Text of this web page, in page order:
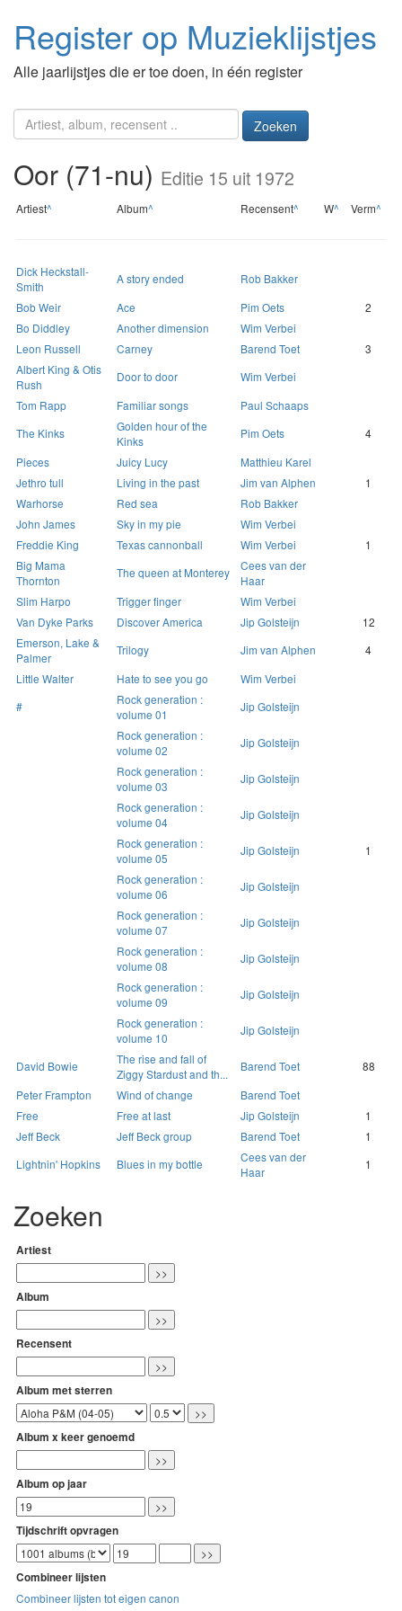
Register op Muzieklijstjes
Alle jaarlijstjes die er toe doen, in één register
Zoeken
Oor (71-nu) Editie 15 uit 1972
Artiest^ Album^ Recensent^ W^ Verm^
Dick Heckstall-
Smith
A story ended
Rob Bakker
Bob Weir
Ace Pim Oets
2
Bo Diddley
Another dimension
Wim Verbei
Leon Russell
Carney Barend Toet
3
Albert King & Otis
Rush
Door to door
Wim Verbei
Tom Rapp
Familiar songs
Paul Schaaps
The Kinks
Golden hour of the
Kinks
Pim Oets
4
Pieces
Juicy Lucy
Matthieu Karel
Jethro tull
Living in the past Jim van Alphen
1
Warhorse
Red sea
Rob Bakker
John James
Sky in my pie
Wim Verbei
Freddie King
Texas cannonball Wim Verbei
1
Big Mama
Thornton
The queen at Monterey
Cees van der
Haar
Slim Harpo
Trigger finger
Wim Verbei
Van Dyke Parks
Discover America Jip Golsteijn
12
Emerson, Lake &
Palmer
Trilogy Jim van Alphen
4
Little Walter
Hate to see you go
Wim Verbei
#
Rock generation :
volume 01
Jip Golsteijn
Rock generation :
volume 02
Jip Golsteijn
Rock generation :
volume 03
Jip Golsteijn
Rock generation :
volume 04
Jip Golsteijn
Rock generation :
volume 05
Jip Golsteijn
1
Rock generation :
volume 06
Jip Golsteijn
Rock generation :
volume 07
Jip Golsteijn
Rock generation :
volume 08
Jip Golsteijn
Rock generation :
volume 09
Jip Golsteijn
Rock generation :
volume 10
Jip Golsteijn
David Bowie
The rise and fall of
Ziggy Stardust and th...
Barend Toet
88
Peter Frampton
Wind of change
Barend Toet
Free
Free at last Jip Golsteijn
1
Jeff Beck
Jeff Beck group Barend Toet
1
Lightnin' Hopkins
Blues in my bottle
Cees van der
Haar
1
Zoeken
Artiest
Album
Recensent
Album met sterren
Album x keer genoemd
Album op jaar
Tijdschrift opvragen
Combineer lijsten
Combineer lijsten tot eigen canon